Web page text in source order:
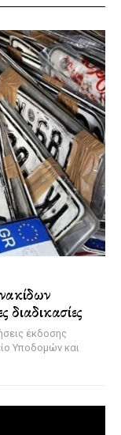
διαδικασίες
έκδοσης
Υποδομών και